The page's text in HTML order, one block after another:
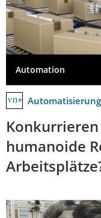
Automation
humanoide